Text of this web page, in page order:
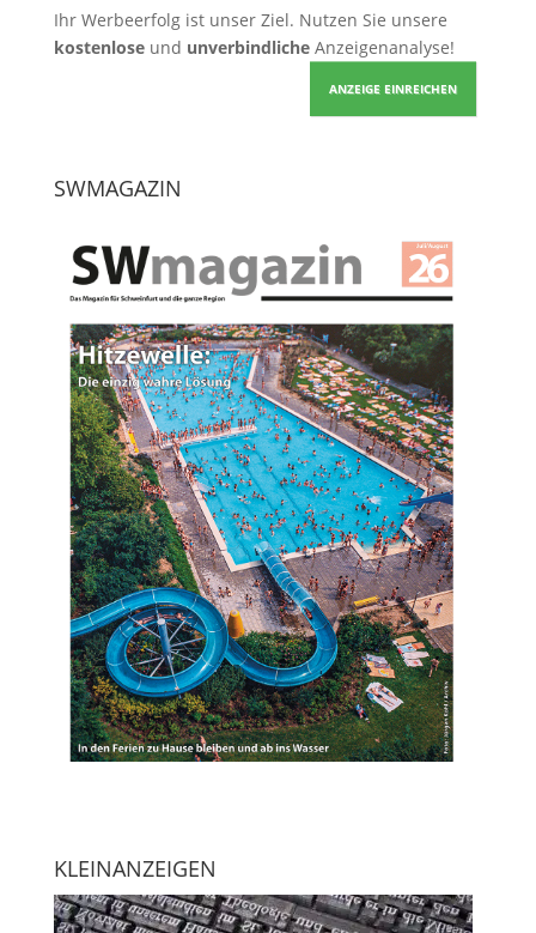
Ihr Werbeerfolg ist unser Ziel. Nutzen Sie unsere
kostenloseund unverbindlicheAnzeigenanalyse!
ANZEIGE EINREICHEN
SWMAGAZIN
KLEINANZEIGEN